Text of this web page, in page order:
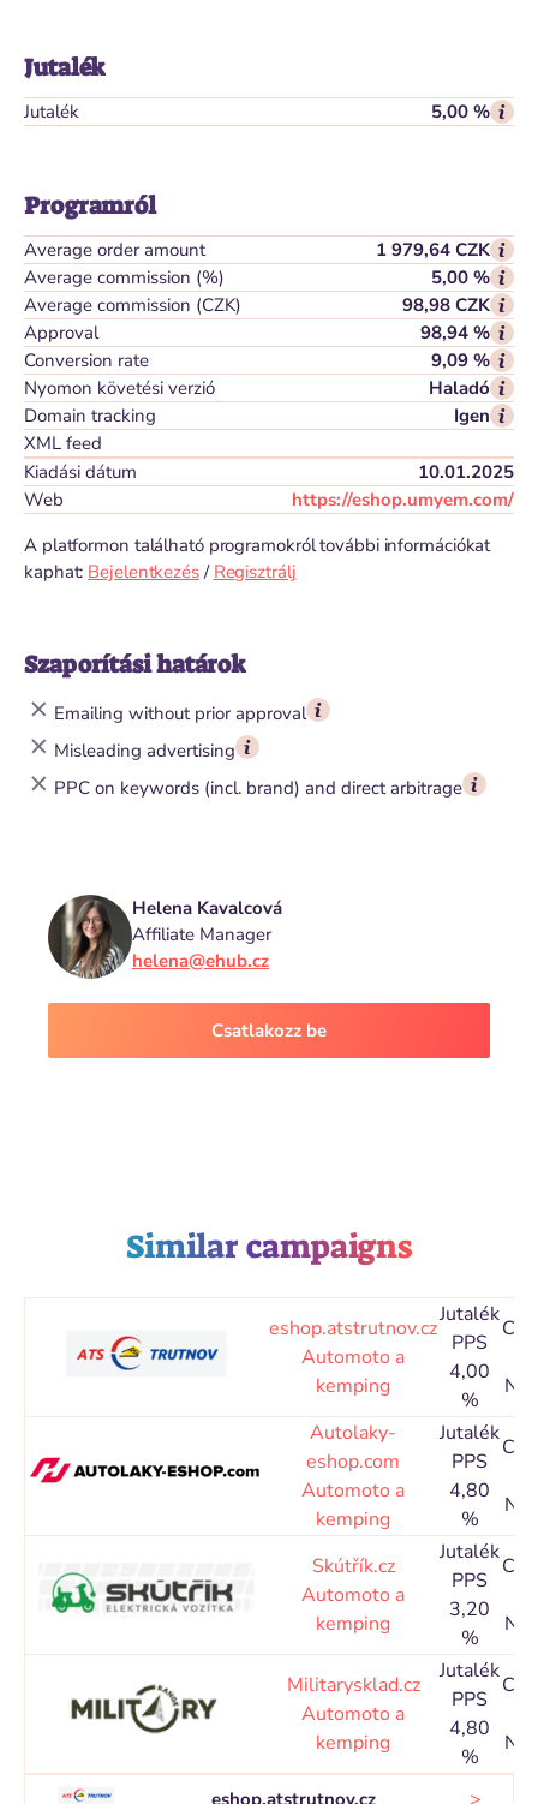
Jutalék
Jutalék 5,00 %
Programról
Average order amount
1 979,64 CZK
Average commission (%)
5,00 %
Average commission (CZK)
98,98 CZK
Approval
98,94 %
Conversion rate
9,09 %
Nyomon követési verzió
Haladó
Domain tracking
Igen
XML feed
Kiadási dátum
10.01.2025
Web
https://eshop.umyem.com/
A platformon található programokról további információkat
kaphat: Bejelentkezés/ Regisztrálj
Szaporítási határok
Emailing without prior approval
Misleading advertising
PPC on keywords (incl. brand) and direct arbitrage
Helena Kavalcová
Affiliate Manager
helena@ehub.cz
Csatlakozz be
Similar campaigns
eshop.atstrutnov.cz
Automoto a
kemping
Jutalék
PPS
4,00
%
Autolaky-
eshop.com
Automoto a
kemping
Jutalék
PPS
4,80
%
Skútřík.cz
Automoto a
kemping
Jutalék
PPS
3,20
%
Militarysklad.cz
Automoto a
kemping
Jutalék
PPS
4,80
%
eshop.atstrutnov.cz